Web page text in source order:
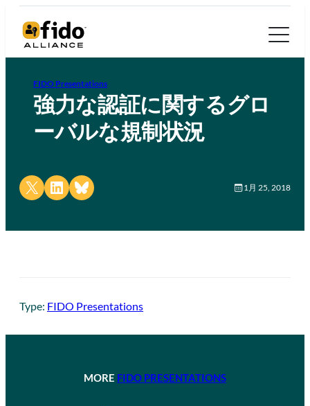
FIDO Presentations
強力な認証に関するグロ
ーバルな規制状況
Share on X Share on LinkedIn
Share on Bluesky 1月 25, 2018
Type: FIDO Presentations
MORE FIDO PRESENTATIONS